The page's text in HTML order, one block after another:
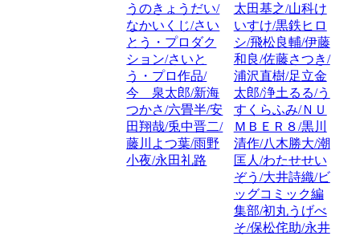
うのきょうだい/
なかいくじ/さい
とう・プロダク
ション/さいと
う・プロ作品/
今 泉太郎/新海
つかさ/六畳半/安
田翔哉/兎中晋二/
藤川よつ葉/雨野
小夜/永田礼路
太田基之/山科け
いすけ/黒鉄ヒロ
シ/飛松良輔/伊藤
和良/佐藤さつき/
浦沢直樹/足立金
太郎/浄土るる/う
すくらふみ/ＮＵ
ＭＢＥＲ８/黒川
清作/八木勝大/潮
匡人/わたせせい
ぞう/大井詩織/ビ
ッグコミック編
集部/初丸うげべ
そ/保松侘助/永井